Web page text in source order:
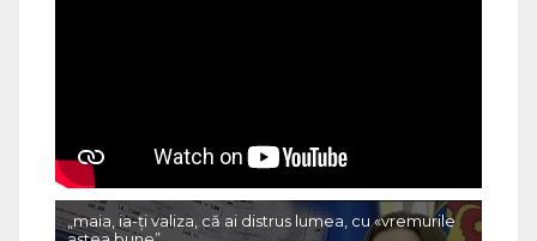
„maia, ia-ți valiza, că ai distrus lumea, cu «vremurile